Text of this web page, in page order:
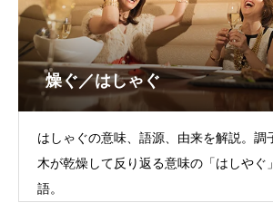
燥ぐ／はしゃぐ
はしゃぐの意味、語源、由来を解説。調
木が乾燥して反り返る意味の「はしやぐ
語。